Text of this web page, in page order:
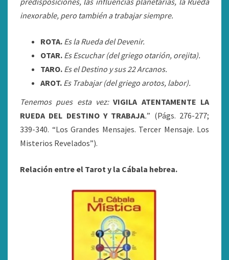
inexorable, pero también a trabajar siempre.
ROTA. Es la Rueda del Devenir.
OTAR. Es Escuchar (del griego otarión, orejita).
TARO. Es el Destino y sus 22 Arcanos.
AROT. Es Trabajar (del griego arotos, labor).
Tenemos pues esta vez:VIGILA ATENTAMENTE LA
RUEDA DEL DESTINO Y TRABAJA.” (Págs. 276-277;
339-340. “Los Grandes Mensajes. Tercer Mensaje. Los
Misterios Revelados”).
Relación entre el Tarot y la Cábala hebrea.